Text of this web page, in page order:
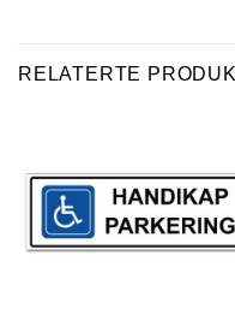
RELATERTE